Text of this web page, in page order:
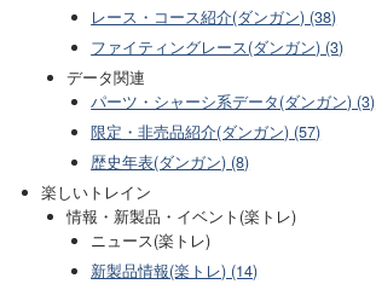
レース・コース紹介(ダンガン) (38)
ファイティングレース(ダンガン) (3)
データ関連
パーツ・シャーシ系データ(ダンガン) (3)
限定・非売品紹介(ダンガン) (57)
歴史年表(ダンガン) (8)
楽しいトレイン
情報・新製品・イベント(楽トレ)
ニュース(楽トレ)
新製品情報(楽トレ) (14)